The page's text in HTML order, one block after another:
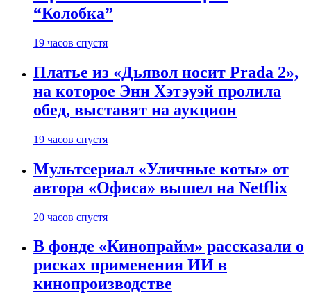
“Колобка”
19 часов спустя
Платье из «Дьявол носит Prada 2»,
на которое Энн Хэтэуэй пролила
обед, выставят на аукцион
19 часов спустя
Мультсериал «Уличные коты» от
автора «Офиса» вышел на Netflix
20 часов спустя
В фонде «Кинопрайм» рассказали о
рисках применения ИИ в
кинопроизводстве